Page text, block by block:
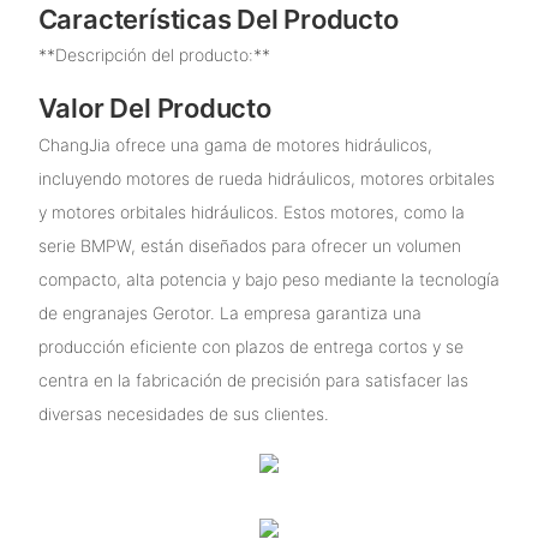
Características Del Producto
**Descripción del producto:**
Valor Del Producto
ChangJia ofrece una gama de motores hidráulicos,
incluyendo motores de rueda hidráulicos, motores orbitales
y motores orbitales hidráulicos. Estos motores, como la
serie BMPW, están diseñados para ofrecer un volumen
compacto, alta potencia y bajo peso mediante la tecnología
de engranajes Gerotor. La empresa garantiza una
producción eficiente con plazos de entrega cortos y se
centra en la fabricación de precisión para satisfacer las
diversas necesidades de sus clientes.